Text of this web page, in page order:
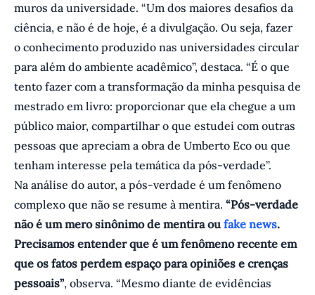
muros da universidade. “Um dos maiores desafios da
ciência, e não é de hoje, é a divulgação. Ou seja, fazer
o conhecimento produzido nas universidades circular
para além do ambiente acadêmico”, destaca. “É o que
tento fazer com a transformação da minha pesquisa de
mestrado em livro: proporcionar que ela chegue a um
público maior, compartilhar o que estudei com outras
pessoas que apreciam a obra de Umberto Eco ou que
tenham interesse pela temática da pós-verdade”.
Na análise do autor, a pós-verdade é um fenômeno
complexo que não se resume à mentira. “Pós-verdade
não é um mero sinônimo de mentira ou fake news.
Precisamos entender que é um fenômeno recente em
que os fatos perdem espaço para opiniões e crenças
pessoais”, observa. “Mesmo diante de evidências